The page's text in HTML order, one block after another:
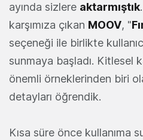
ayında sizlere aktarmıştık
karşımıza çıkan MOOV, "
seçeneği ile birlikte
sunmaya başladı. Kitlesel
önemli örneklerinden biri
detayları öğrendik.
Kısa süre önce kullanıma